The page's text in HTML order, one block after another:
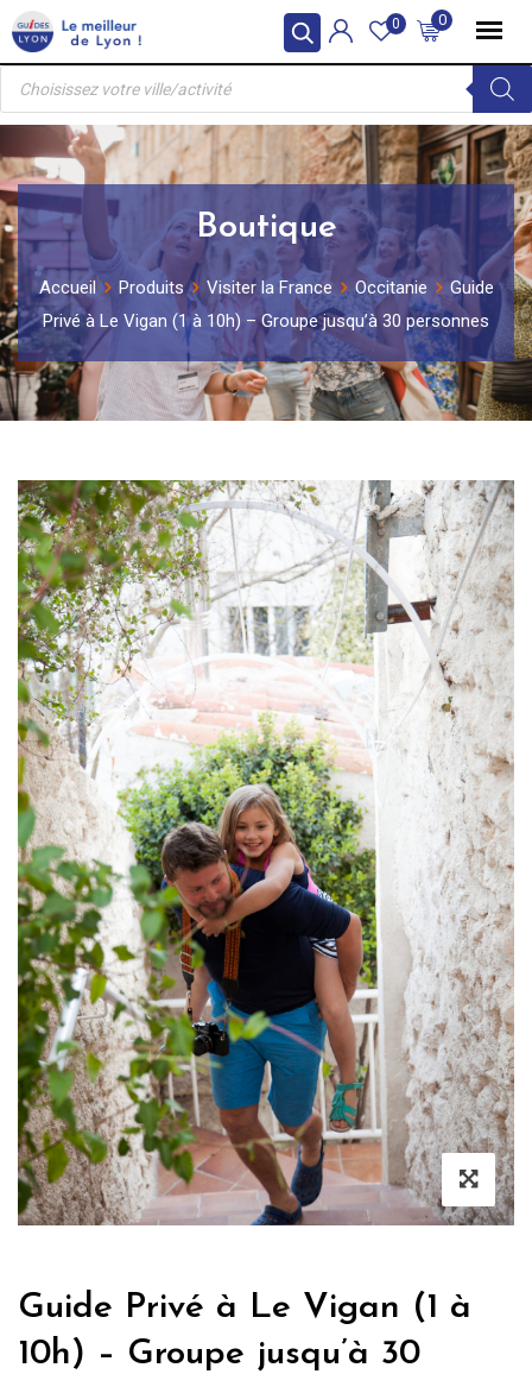
Skip
to
content
0
0
Recherche
produits
Boutique
Accueil Produits Visiter la France Occitanie
Guide
Privé à Le Vigan (1 à 10h) – Groupe jusqu’à 30 personnes
Guide Privé à Le Vigan (1 à
10h) – Groupe jusqu’à 30